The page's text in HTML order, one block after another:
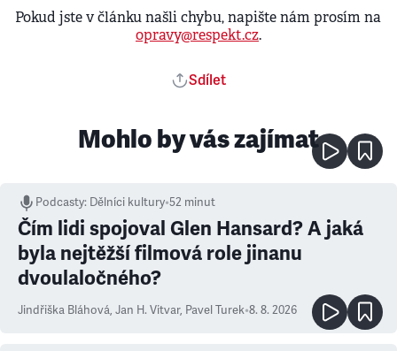
Pokud jste v článku našli chybu, napište nám prosím na
opravy@respekt.cz.
Sdílet
Mohlo by vás zajímat
Podcasty: Dělníci kultury•52 minut
Čím lidi spojoval Glen Hansard? A jaká
byla nejtěžší filmová role jinanu
dvoulaločného?
Jindřiška Bláhová, Jan H. Vitvar, Pavel Turek•8. 8. 2026